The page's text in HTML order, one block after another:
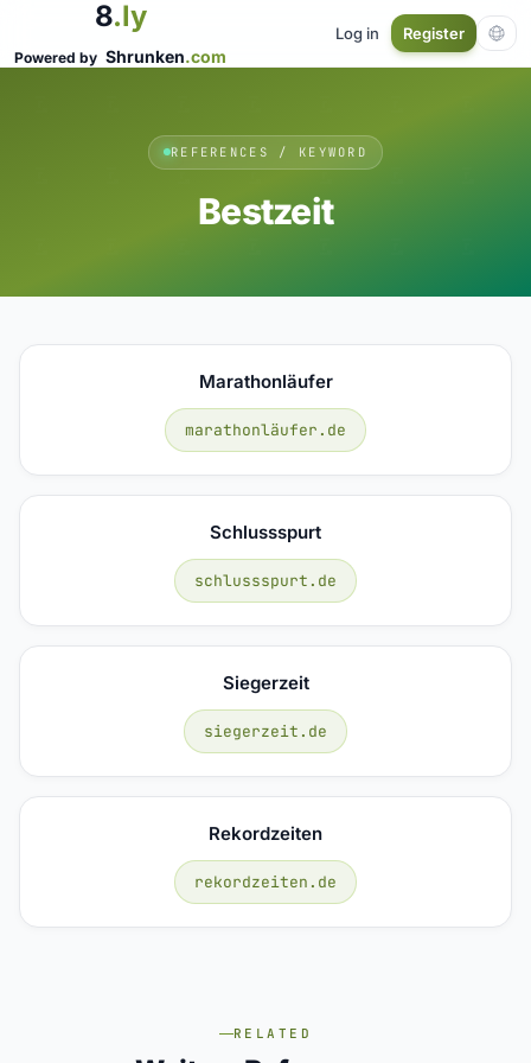
8.ly
Powered by Shrunken.com
Log in Register
REFERENCES / KEYWORD
Bestzeit
Marathonläufer
marathonläufer.de
Schlussspurt
schlussspurt.de
Siegerzeit
siegerzeit.de
Rekordzeiten
rekordzeiten.de
RELATED